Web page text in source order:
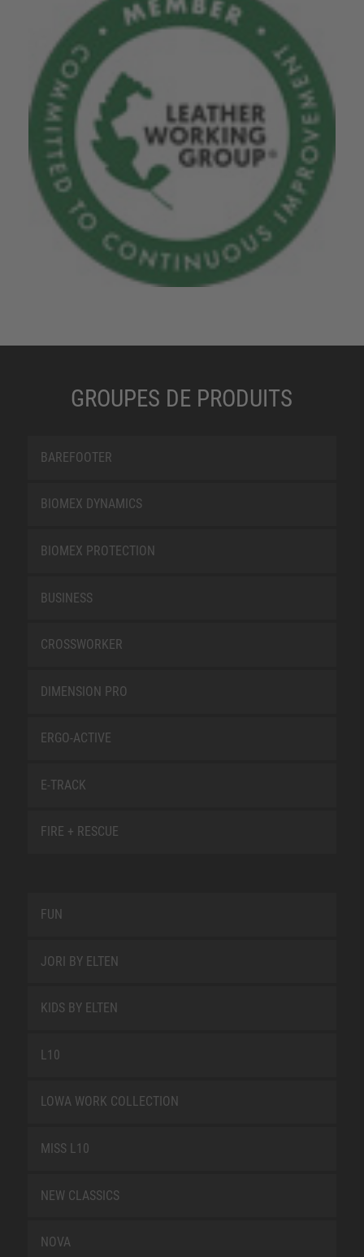
GROUPES DE PRODUITS
BAREFOOTER
BIOMEX DYNAMICS
BIOMEX PROTECTION
BUSINESS
CROSSWORKER
DIMENSION PRO
ERGO-ACTIVE
E-TRACK
FIRE + RESCUE
FUN
JORI BY ELTEN
KIDS BY ELTEN
L10
LOWA WORK COLLECTION
MISS L10
NEW CLASSICS
NOVA